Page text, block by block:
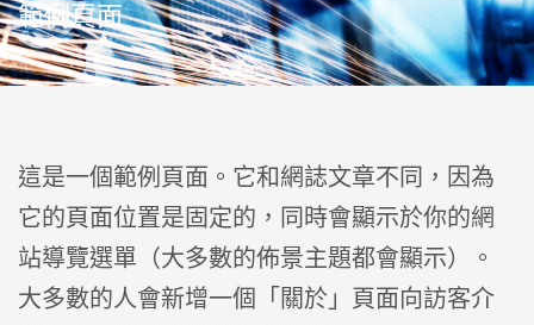
範例頁面
這是一個範例頁面。它和網誌文章不同，因為
它的頁面位置是固定的，同時會顯示於你的網
站導覽選單（大多數的佈景主題都會顯示）。
大多數的人會新增一個「關於」頁面向訪客介